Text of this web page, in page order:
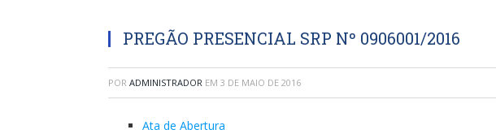
PREGÃO PRESENCIAL SRP Nº 0906001/2016
POR ADMINISTRADOR EM 3 DE MAIO DE 2016
Ata de Abertura